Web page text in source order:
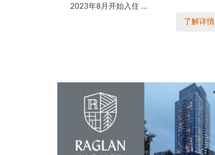
2023年8月开始入住 ...
了解详情